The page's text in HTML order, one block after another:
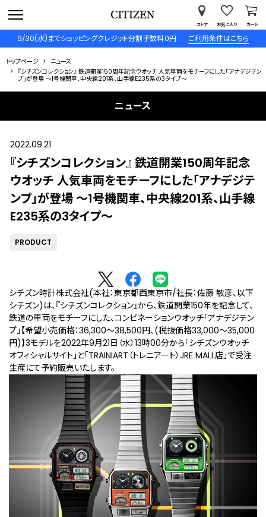
9/30(水)までショッピングクレジット分割手数料０円 ご利用条件はこちら
ストア お気に入り カート
トップページ
ニュース
『シチズンコレクション』 鉄道開業150周年記念ウオッチ 人気車両をモチーフにした「アナデジテン
プ」が登場 ～1号機関車、中央線201系、山手線E235系の3タイプ～
ニュース
2022.09.21
『シチズンコレクション』 鉄道開業150周年記念
ウオッチ 人気車両をモチーフにした「アナデジテ
ンプ」が登場 ～1号機関車、中央線201系、山手線
E235系の3タイプ～
PRODUCT
シチズン時計株式会社(本社：東京都西東京市/社長：佐藤 敏彦、以下
シチズン)は、『シチズンコレクション』から、鉄道開業150年を記念して、
鉄道の車両をモチーフにした、コンビネーションウオッチ「アナデジテン
プ」【希望小売価格：36,300～38,500円、(税抜価格33,000～35,000
円)】3モデルを2022年9⽉21⽇（水）13時00分から「シチズンウオッチ
オフィシャルサイト」と「TRAINIART（トレニアート）JRE MALL店」で受注
⽣産にて予約販売いたします。